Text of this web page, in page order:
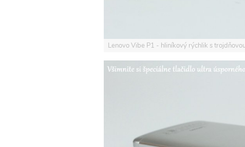
Lenovo Vibe P1 - hliníkový rýchlik s